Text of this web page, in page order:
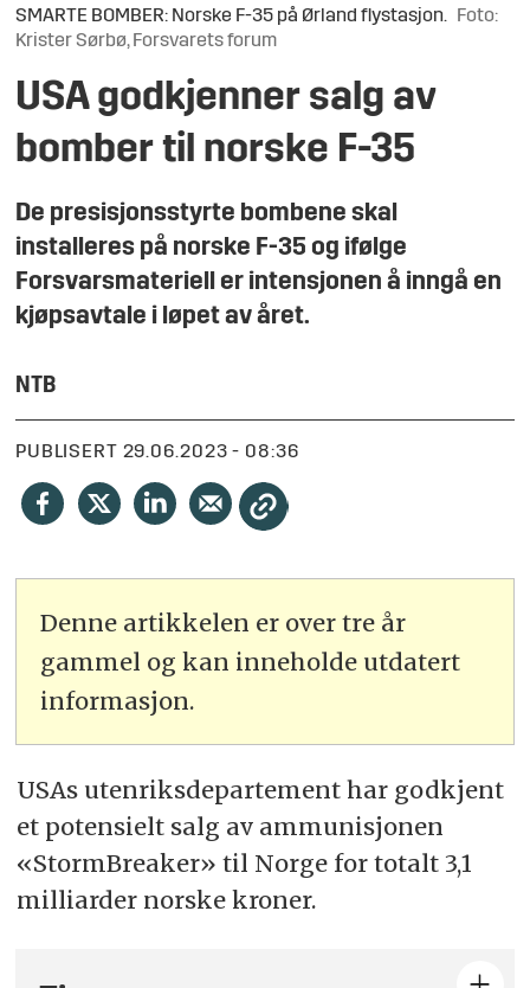
SMARTE BOMBER: Norske F-35 på Ørland flystasjon.
Foto:
Krister Sørbø, Forsvarets forum
USA godkjenner salg av
bomber til norske F-35
De presisjonsstyrte bombene skal
installeres på norske F-35 og ifølge
Forsvarsmateriell er intensjonen å inngå en
kjøpsavtale i løpet av året.
NTB
PUBLISERT 29.06.2023 - 08:36
Denne artikkelen er over tre år
gammel og kan inneholde utdatert
informasjon.
USAs utenriksdepartement har godkjent
et potensielt salg av ammunisjonen
«StormBreaker» til Norge for totalt 3,1
milliarder norske kroner.